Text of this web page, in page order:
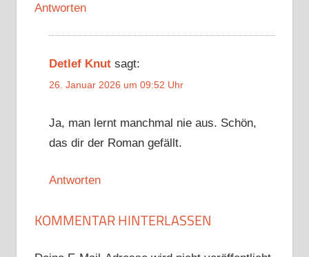
Antworten
Detlef Knut sagt:
26. Januar 2026 um 09:52 Uhr
Ja, man lernt manchmal nie aus. Schön,
das dir der Roman gefällt.
Antworten
KOMMENTAR HINTERLASSEN